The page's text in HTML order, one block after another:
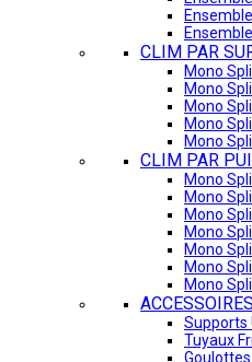
CLIM PAR
Mono
Mono
Mono
Mono
Mono
CLIM PAR
Mono
Mono
Mono
Mono
Mono
Mono
Mono
Supports
Tuyaux
Goulottes